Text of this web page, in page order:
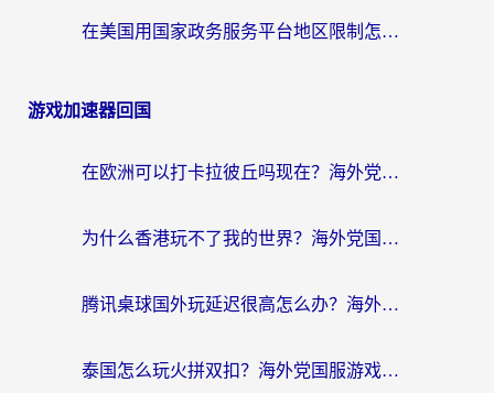
在美国用国家政务服务平台地区限制怎么办？海外华人必备的突破攻略（附追剧看片技巧）
游戏加速器回国
在欧洲可以打卡拉彼丘吗现在？海外党国服游戏加速器终极避坑指南
为什么香港玩不了我的世界？海外党国服游戏加速终极解决方案
腾讯桌球国外玩延迟很高怎么办？海外党亲测有效的国服游戏加速指南
泰国怎么玩火拼双扣？海外党国服游戏加速终极指南（附暗区突围植物大战僵尸实测）